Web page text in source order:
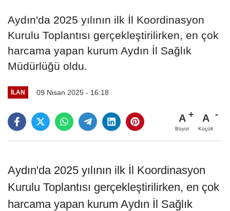
Aydın'da 2025 yılının ilk İl Koordinasyon
Kurulu Toplantısı gerçekleştirilirken, en çok
harcama yapan kurum Aydın İl Sağlık
Müdürlüğü oldu.
İLAN 09 Nisan 2025 - 16:18
A
Büyüt
A
Küçült
Aydın'da 2025 yılının ilk İl Koordinasyon
Kurulu Toplantısı gerçekleştirilirken, en çok
harcama yapan kurum Aydın İl Sağlık